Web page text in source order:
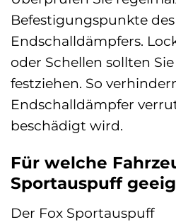
Befestigungspunkte des
Endschalldämpfers.
oder Schellen sollten
festziehen. So
Endschalldämpfer
beschädigt wird.
Für welche
Sportauspuff
Der Fox Sportauspuff